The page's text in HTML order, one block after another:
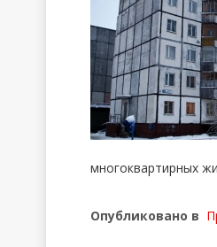
многоквартирных
Опубликовано в